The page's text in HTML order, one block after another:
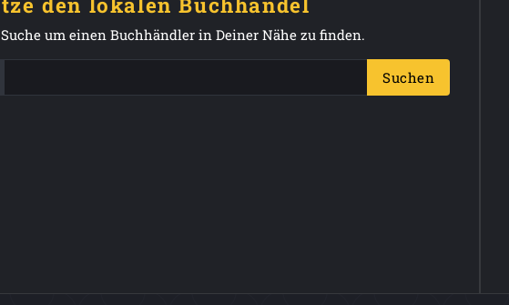
um einen Buchhändler in Deiner Nähe zu finden.
Suchen